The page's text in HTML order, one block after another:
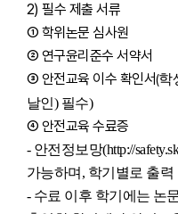
2) 필수 제출 서류
① 학위논문 심사원
② 연구윤리준수 서약서
③ 안전교육 이수 확인서(학
날인) 필수)
④ 안전교육 수료증
- 안전정보망(http://
가능하며 , 학기별로 출력
- 수료 이후 학기에는 논